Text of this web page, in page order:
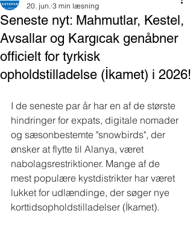
Seneste nyt: Mahmutlar, Kestel,
Avsallar og Kargıcak genåbner
officielt for tyrkisk
opholdstilladelse (İkamet) i 2026!
20. jun. 3 min læsning
I de seneste par år har en af de største
hindringer for expats, digitale nomader
og sæsonbestemte "snowbirds", der
ønsker at flytte til Alanya, været
nabolagsrestriktioner. Mange af de
mest populære kystdistrikter har været
lukket for udlændinge, der søger nye
korttidsopholdstilladelser (İkamet).